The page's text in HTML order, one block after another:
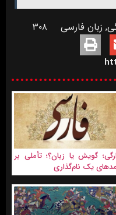
, زبان فارسی ۳۰۸
گویش یا زبان؟؛ تأملی بر
یک نام‌گذاری